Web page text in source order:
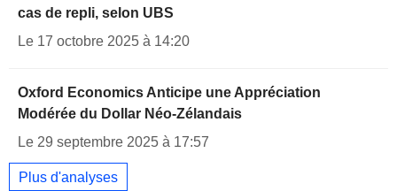
cas de repli, selon UBS
Le 17 octobre 2025 à 14:20
Oxford Economics Anticipe une Appréciation
Modérée du Dollar Néo-Zélandais
Le 29 septembre 2025 à 17:57
Plus d'analyses